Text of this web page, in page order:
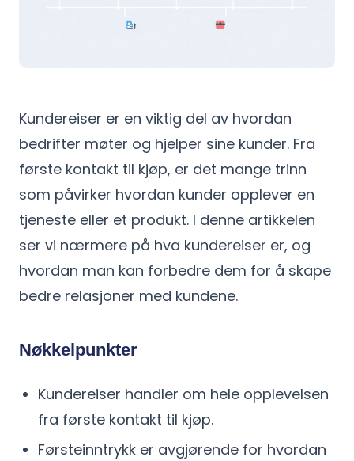
Kundereiser er en viktig del av hvordan
bedrifter møter og hjelper sine kunder. Fra
første kontakt til kjøp, er det mange trinn
som påvirker hvordan kunder opplever en
tjeneste eller et produkt. I denne artikkelen
ser vi nærmere på hva kundereiser er, og
hvordan man kan forbedre dem for å skape
bedre relasjoner med kundene.
Nøkkelpunkter
Kundereiser handler om hele opplevelsen
fra første kontakt til kjøp.
Førsteinntrykk er avgjørende for hvordan